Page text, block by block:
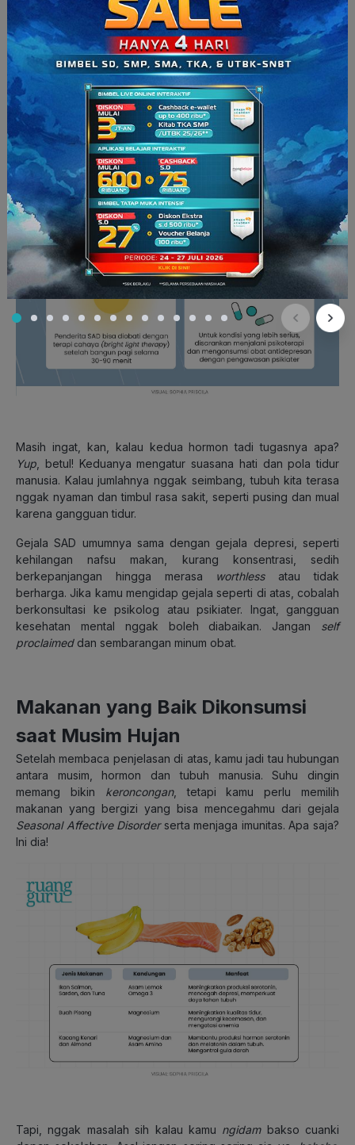
Masih ingat, kan, kalau kedua hormon tadi tugasnya apa?
Yup , betul! Keduanya mengatur suasana hati dan pola tidur
manusia. Kalau jumlahnya nggak seimbang, tubuh kita terasa
nggak nyaman dan timbul rasa sakit, seperti pusing dan mual
karena gangguan tidur.
Gejala SAD umumnya sama dengan gejala depresi, seperti
kehilangan nafsu makan, kurang konsentrasi, sedih
berkepanjangan hingga merasa worthlessatau tidak
berharga. Jika kamu mengidap gejala seperti di atas, cobalah
berkonsultasi ke psikolog atau psikiater. Ingat, gangguan
kesehatan mental nggak boleh diabaikan. Jangan self
proclaimeddan sembarangan minum obat.
Makanan yang Baik Dikonsumsi
saat Musim Hujan
Setelah membaca penjelasan di atas, kamu jadi tau hubungan
antara musim, hormon dan tubuh manusia. Suhu dingin
memang bikin keroncongan, tetapi kamu perlu memilih
makanan yang bergizi yang bisa mencegahmu dari gejala
Seasonal Affective Disorder serta menjaga imunitas. Apa saja?
Ini dia!
Tapi, nggak masalah sih kalau kamu ngidambakso cuanki